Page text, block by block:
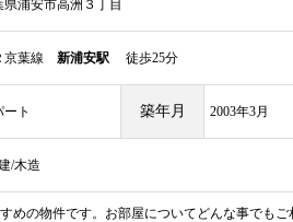
県浦安市高洲３丁目
京葉線 新浦安駅 徒歩25分
ート 築年月 2003年3月
/木造
の物件です。お部屋についてどんな事でもご